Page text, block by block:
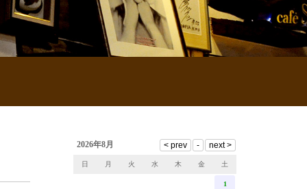
2026年8月
日 月 火 水 木 金 土
1